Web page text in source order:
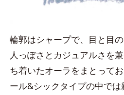
輪郭はシャープで、目と目
人っぽさとカジュアルさを
ち着いたオーラをまとって
ール&シックタイプの中で